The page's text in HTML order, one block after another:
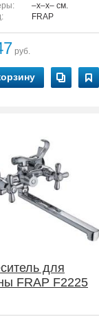
–x–x– см.
FRAP
руб.
для
FRAP F2225